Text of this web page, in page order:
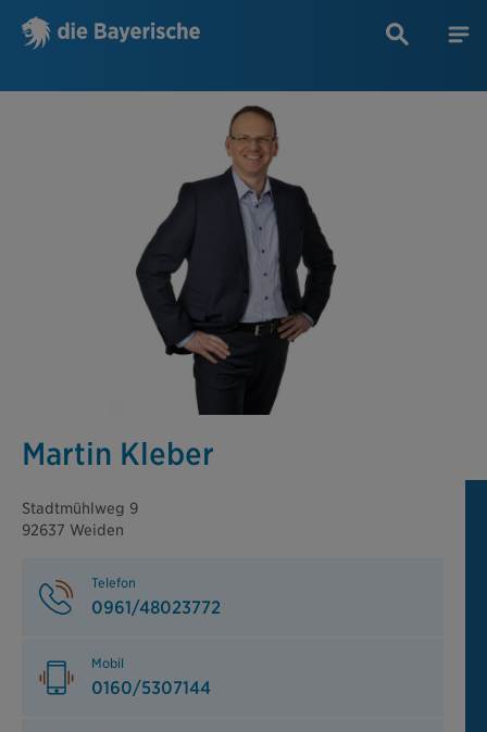
Martin Kleber
Stadtmühlweg 9
92637 Weiden
Telefon
0961/48023772
Mobil
0160/5307144